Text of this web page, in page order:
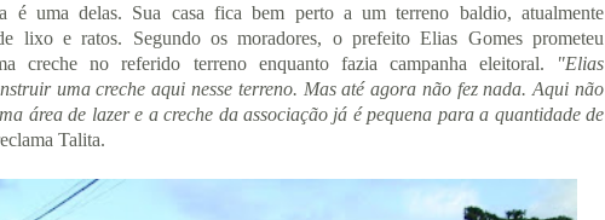
é uma delas. Sua casa fica bem perto a um terreno baldio, atualmente
lixo e ratos. Segundo os moradores, o prefeitoElias Gomes prometeu
creche no referido terreno enquanto fazia campanha eleitoral.
"Elias
uma creche aqui nesse terreno. Mas até agora não fez nada. Aqui não
a área de lazer e a creche da associação já é pequena para a quantidade de
Talita.